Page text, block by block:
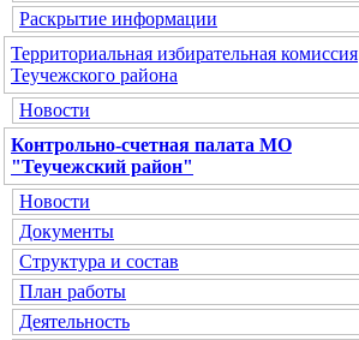
Раскрытие информации
Территориальная избирательная комиссия
Теучежского района
Новости
Контрольно-счетная палата МО
"Теучежский район"
Новости
Документы
Структура и состав
План работы
Деятельность